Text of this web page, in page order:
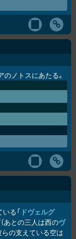
ノトスにあたる。
る「 ドヴェルグ
あとの三人は西のヴ
らの支えている空は